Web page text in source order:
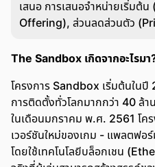
เสนอ การเสนอจำหน่ายเริ่มต้
Offering), ส่วนลดส่วนตัว
The Sandbox เกิดจากอะไรมา
โครงการ Sandbox เริ่มต้นใน
การติดตั้งทั่วโลกมากกว่า 40
ในเดือนมกราคม พ.ศ. 2561 โค
เวอร์ชันใหม่ของเกม - แพลตฟอ
โดยใช้เทคโนโลยีบล็อกเชน